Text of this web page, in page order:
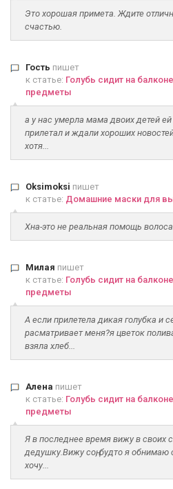
Это хорошая примета. Ждите
счастью.
Гость пишет
к статье: Голубь сидит на
предметы
а у нас умерла мама двоих детей
прилетал и ждали хороших
хотя...
Oksimoksi пишет
к статье: Домашние маски для
Хна-это не реальная помощь
Милая пишет
к статье: Голубь сидит на
предметы
А если прилетела дикая голубка и
расматривает меня?я цветок
взяла хлеб...
Алена пишет
к статье: Голубь сидит на
предметы
Я в последнее время вижу в своих
дедушку.Вижу соң, будто я
хочу...